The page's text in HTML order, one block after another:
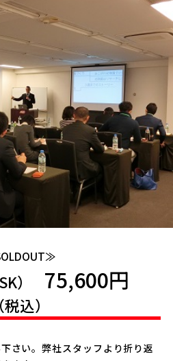
） 75,600円
（税込）
さい。弊社スタッフより折り返